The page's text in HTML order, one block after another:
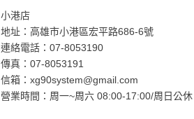
小港店
地址： 高雄市小港區宏平路686-6號
連絡電話： 07-8053190
傳真：07-8053191
信箱： xg90system@gmail.com
營業時間：周一~周六 08:00-17:00/周日公休